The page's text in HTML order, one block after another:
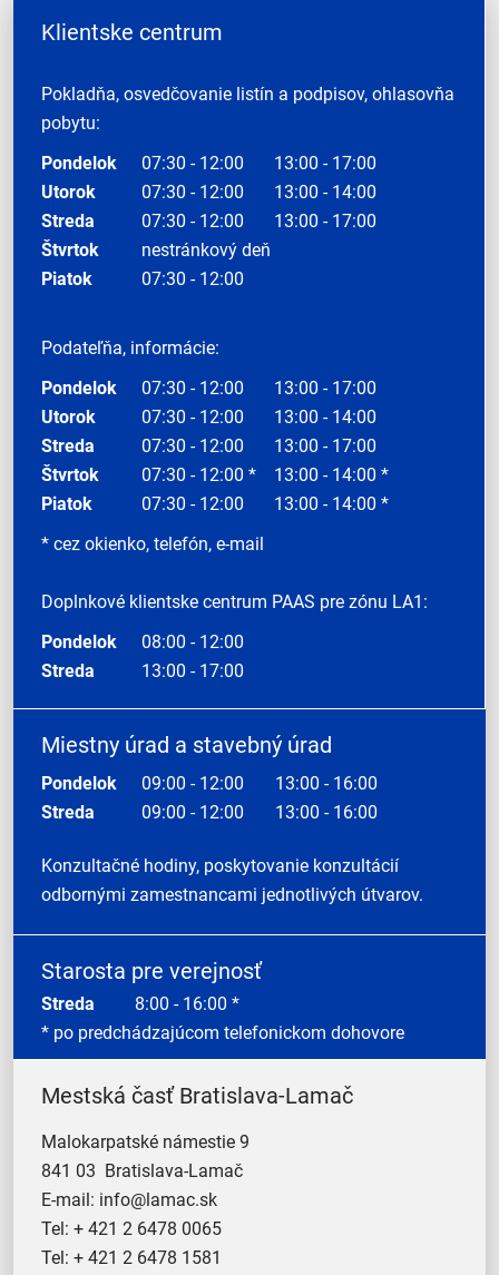
Klientske centrum
Pokladňa, osvedčovanie listín a podpisov, ohlasovňa
pobytu:
Pondelok
07:30 - 12:00
13:00 - 17:00
Utorok
07:30 - 12:00
13:00 - 14:00
Streda
07:30 - 12:00
13:00 - 17:00
Štvrtok
nestránkový deň
Piatok
07:30 - 12:00
Podateľňa, informácie:
Pondelok
07:30 - 12:00
13:00 - 17:00
Utorok
07:30 - 12:00
13:00 - 14:00
Streda
07:30 - 12:00
13:00 - 17:00
Štvrtok
07:30 - 12:00 *
13:00 - 14:00 *
Piatok
07:30 - 12:00
13:00 - 14:00 *
* cez okienko, telefón, e-mail
Doplnkové klientske centrum PAAS pre zónu LA1:
Pondelok
08:00 - 12:00
Streda
13:00 - 17:00
Miestny úrad a stavebný úrad
Pondelok 09:00 - 12:00
13:00 - 16:00
Streda
09:00 - 12:00 13:00 - 16:00
Konzultačné hodiny, poskytovanie konzultácií
odbornými zamestnancami jednotlivých útvarov.
Starosta pre verejnosť
Streda 8:00 - 16:00 *
* po predchádzajúcom telefonickom dohovore
Mestská časť Bratislava-Lamač
Malokarpatské námestie 9
841 03 Bratislava-Lamač
E-mail: info@lamac.sk
Tel: + 421 2 6478 0065
Tel: + 421 2 6478 1581